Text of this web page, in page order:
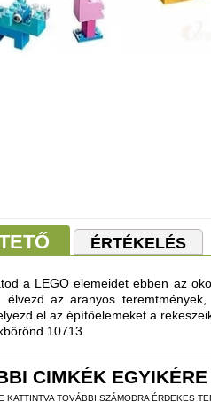
ÉRTÉKELÉS
a LEGO elemeidet ebben az
élvezd az aranyos
el az építőelemeket a
10713
CIMKÉK EGYIKÉRE
TOVÁBBI SZÁMODRA ÉRDEKES